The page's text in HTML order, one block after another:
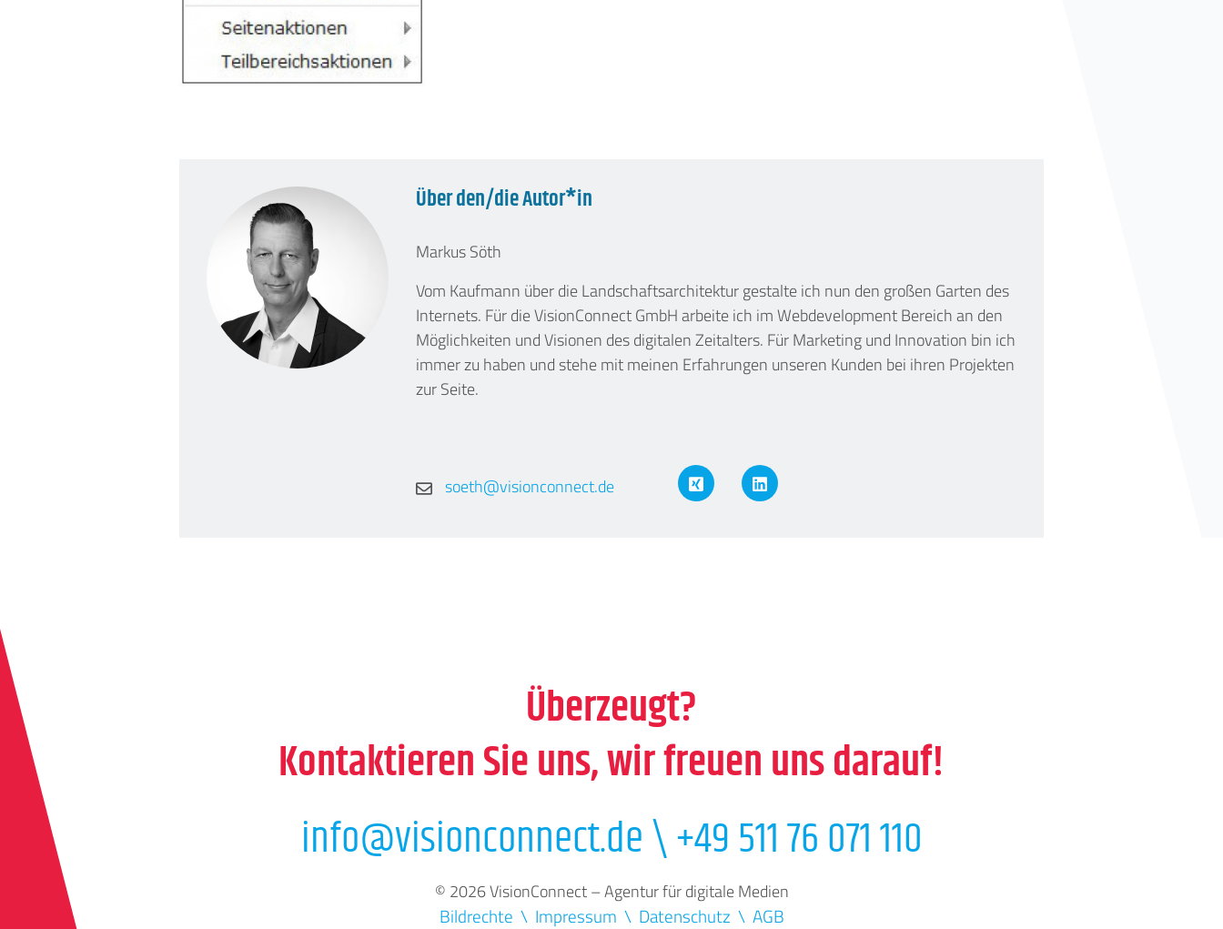
Über den/die Autor*in
Markus Söth
Vom Kaufmann über die Landschaftsarchitektur gestalte ich nun den großen Garten des
Internets. Für die VisionConnect GmbH arbeite ich im Webdevelopment Bereich an den
Möglichkeiten und Visionen des digitalen Zeitalters. Für Marketing und Innovation bin ich
immer zu haben und stehe mit meinen Erfahrungen unseren Kunden bei ihren Projekten
zur Seite.
soeth@visionconnect.de XING LinkedIn
Überzeugt?
Kontaktieren Sie uns, wir freuen uns darauf!
info@visionconnect.de\+49 511 76 071 110
© 2026 VisionConnect – Agentur für digitale Medien
Bildrechte Impressum Datenschutz AGB